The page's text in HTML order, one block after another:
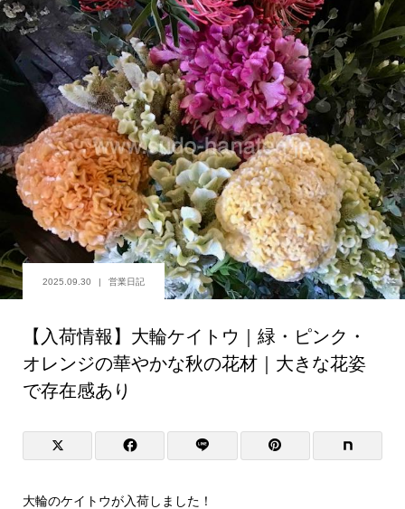
2025.09.30 営業日記
【入荷情報】大輪ケイトウ｜緑・ピンク・
オレンジの華やかな秋の花材｜大きな花姿
で存在感あり
大輪のケイトウが入荷しました！